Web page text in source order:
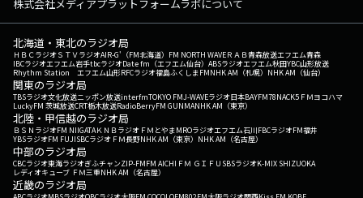
株式会社メディアプラットフォームラボについて
北海道・東北のラジオ局
ＨＢＣラジオＳＴＶラジオAIR-G'（FM北海道） FM NORTH WAVEＲＡＢ青森放送エフエム青森
IBCラジオエフエム岩手tbcラジオDate fm（エフエム仙台） ABSラジオエフエム秋田YBC山形放送
Rhythm Station エフエム山形RFCラジオ福島ふくしまFMNHK AM（札幌） NHK AM（仙台）
関東のラジオ局
TBSラジオ文化放送ニッポン放送interfmTOKYO FMJ-WAVEラジオ日本BAYFM78NACK5 ＦＭヨコハマ
LuckyFM 茨城放送CRT栃木放送RadioBerryFM GUNMANHK AM（東京）
北陸・甲信越のラジオ局
ＢＳＮラジオFM NIIGATAＫＮＢラジオ ＦＭとやまMROラジオエフエム石川FBCラジオFM福井
YBSラジオFM FUJISBCラジオ ＦＭ長野NHK AM（東京） NHK AM（名古屋）
中部のラジオ局
CBCラジオ東海ラジオぎふチャンZIP-FMFM AICHI ＦＭ ＧＩＦＵ SBSラジオK-MIX SHIZUOKA
レディオキューブ ＦＭ三重NHK AM（名古屋）
近畿のラジオ局